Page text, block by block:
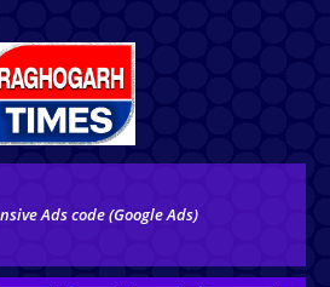
Ads code (Google Ads)